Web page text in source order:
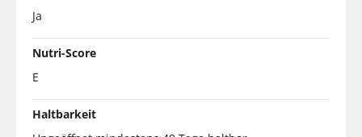
Ja
Nutri-Score
E
Haltbarkeit